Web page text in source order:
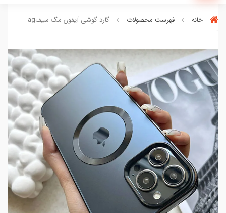
خانه فهرست محصولات گارد گوشی آیفون مگ سیفag